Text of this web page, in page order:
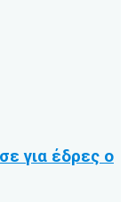
για έδρες ο